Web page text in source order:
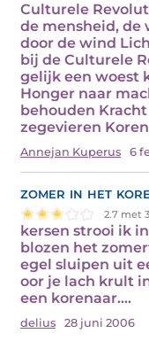
Culturele
de mensheid, de
door de wind
bij de Culturele
gelijk een woest
Honger naar
behouden
zegevieren
Annejan Kuperus 6
zomer in het
2.7 met
kersen strooi ik
blozen het
egel sluipen uit
oor je lach krult
een korenaar.…
delius 28 juni 2006